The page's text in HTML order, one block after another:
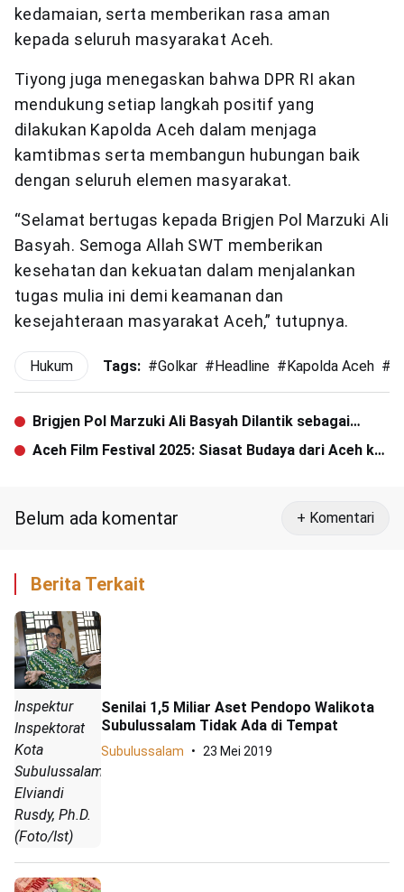
kedamaian, serta memberikan rasa aman
kepada seluruh masyarakat Aceh.
Tiyong juga menegaskan bahwa DPR RI akan
mendukung setiap langkah positif yang
dilakukan Kapolda Aceh dalam menjaga
kamtibmas serta membangun hubungan baik
dengan seluruh elemen masyarakat.
“Selamat bertugas kepada Brigjen Pol Marzuki Ali
Basyah. Semoga Allah SWT memberikan
kesehatan dan kekuatan dalam menjalankan
tugas mulia ini demi keamanan dan
kesejahteraan masyarakat Aceh,” tutupnya.
Hukum Tags: #Golkar # Headline # Kapolda Aceh #
Brigjen Pol Marzuki Ali Basyah Dilantik sebagai
Kapolda Aceh
Aceh Film Festival 2025: Siasat Budaya dari Aceh ke
Belum ada komentar + Komentari
Berita Terkait
Inspektur
Inspektorat
Kota
Subulussalam,
Elviandi
Rusdy, Ph.D.
(Foto/Ist)
Senilai 1,5 Miliar Aset Pendopo Walikota
Subulussalam Tidak Ada di Tempat
Subulussalam 23 Mei 2019